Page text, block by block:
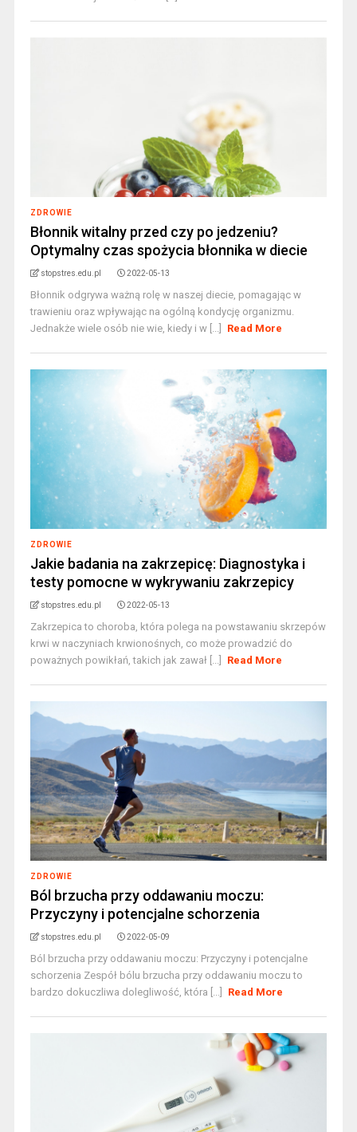
ZDROWIE
Błonnik witalny przed czy po jedzeniu?
Optymalny czas spożycia błonnika w diecie
stopstres.edu.pl 2022-05-13
Błonnik odgrywa ważną rolę w naszej diecie, pomagając w
trawieniu oraz wpływając na ogólną kondycję organizmu.
Jednakże wiele osób nie wie, kiedy i w [...]
Read More
ZDROWIE
Jakie badania na zakrzepicę: Diagnostyka i
testy pomocne w wykrywaniu zakrzepicy
stopstres.edu.pl 2022-05-13
Zakrzepica to choroba, która polega na powstawaniu skrzepów
krwi w naczyniach krwionośnych, co może prowadzić do
poważnych powikłań, takich jak zawał [...]
Read More
ZDROWIE
Ból brzucha przy oddawaniu moczu:
Przyczyny i potencjalne schorzenia
stopstres.edu.pl 2022-05-09
Ból brzucha przy oddawaniu moczu: Przyczyny i potencjalne
schorzenia Zespół bólu brzucha przy oddawaniu moczu to
bardzo dokuczliwa dolegliwość, która [...]
Read More